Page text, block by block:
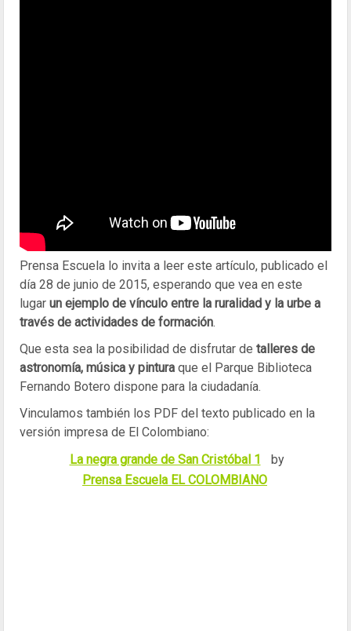
Prensa Escuela lo invita a leer este artículo, publicado el
día 28 de junio de 2015, esperando que vea en este
lugar un ejemplo de vínculo entre la ruralidad y la urbe a
través de actividades de formación.
Que esta sea la posibilidad de disfrutar de talleres de
astronomía, música y pintura que el Parque Biblioteca
Fernando Botero dispone para la ciudadanía.
Vinculamos también los PDF del texto publicado en la
versión impresa de El Colombiano:
La negra grande de San Cristóbal 1
by
Prensa Escuela EL COLOMBIANO